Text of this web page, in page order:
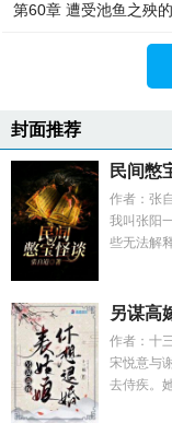
第60章 遭受池鱼之殃
封面推荐
民间憋
作者：张
我叫张阳
些无法解
另谋高
作者：十
宋悦意与
去侍疾。